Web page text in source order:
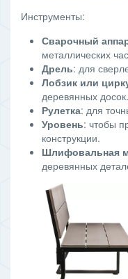
Инструменты:
Сварочный
металлических
Дрель: для
Лобзик или
деревянных досок.
Рулетка: для
Уровень: чтобы
конструкции.
Шлифовальная
деревянных